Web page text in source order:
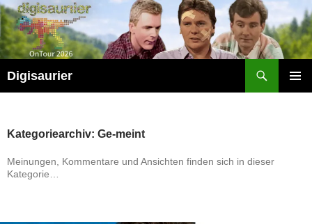
Zum
Inhalt
springen
Digisaurier
Kategoriearchiv: Ge-meint
Meinungen, Kommentare und Ansichten finden sich in dieser
Kategorie…